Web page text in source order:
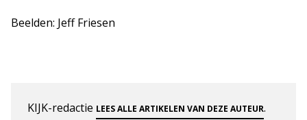
Beelden: Jeff Friesen
KIJK-redactie LEES ALLE ARTIKELEN VAN DEZE AUTEUR.